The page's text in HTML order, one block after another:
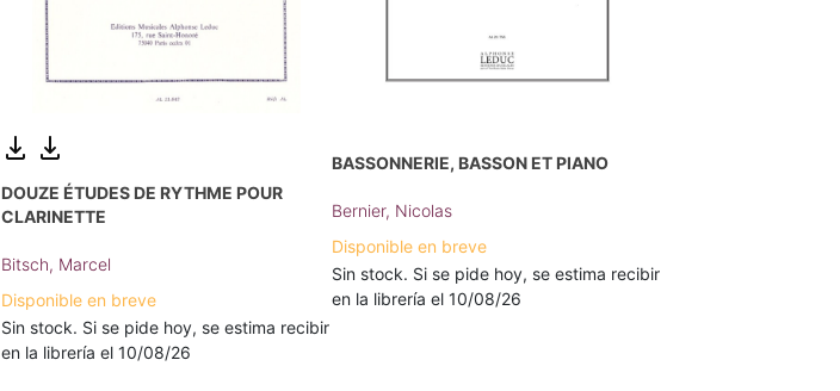
DOUZE ÉTUDES DE RYTHME POUR
CLARINETTE
Bitsch, Marcel
Disponible en breve
Sin stock. Si se pide hoy, se estima recibir
en la librería el 10/08/26
BASSONNERIE, BASSON ET PIANO
Bernier, Nicolas
Disponible en breve
Sin stock. Si se pide hoy, se estima recibir
en la librería el 10/08/26